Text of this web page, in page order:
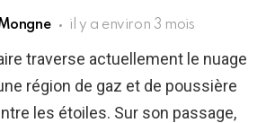
il y a environ 3 mois
traverse actuellement le nuage
région de gaz et de poussière
les étoiles. Sur son passage,